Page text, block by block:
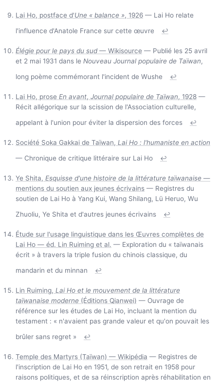
Lai Ho, postface d'Une « balance », 1926 — Lai Ho relate
l'influence d'Anatole France sur cette œuvre
↩
Élégie pour le pays du sud — Wikisource — Publié les 25 avril
et 2 mai 1931 dans le Nouveau Journal populaire de Taïwan,
long poème commémorant l'incident de Wushe
↩
Lai Ho, prose En avant, Journal populaire de Taïwan, 1928 —
Récit allégorique sur la scission de l'Association culturelle,
appelant à l'union pour éviter la dispersion des forces
↩
Société Soka Gakkai de Taïwan, Lai Ho : l'humaniste en action
— Chronique de critique littéraire sur Lai Ho
↩
Ye Shita, Esquisse d'une histoire de la littérature taïwanaise —
mentions du soutien aux jeunes écrivains — Registres du
soutien de Lai Ho à Yang Kui, Wang Shilang, Lü Heruo, Wu
Zhuoliu, Ye Shita et d'autres jeunes écrivains
↩
Étude sur l'usage linguistique dans les Œuvres complètes de
Lai Ho — éd. Lin Ruiming et al. — Exploration du « taïwanais
écrit » à travers la triple fusion du chinois classique, du
mandarin et du minnan
↩
Lin Ruiming, Lai Ho et le mouvement de la littérature
taïwanaise moderne (Éditions Qianwei) — Ouvrage de
référence sur les études de Lai Ho, incluant la mention du
testament : « n'avaient pas grande valeur et qu'on pouvait les
brûler sans regret »
↩
Temple des Martyrs (Taïwan) — Wikipédia — Registres de
l'inscription de Lai Ho en 1951, de son retrait en 1958 pour
raisons politiques, et de sa réinscription après réhabilitation en